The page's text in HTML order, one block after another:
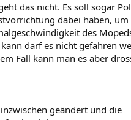
das nicht. Es soll sogar
dabei haben, um
des
darf es nicht gefahren
Fall kann man es aber
geändert und die